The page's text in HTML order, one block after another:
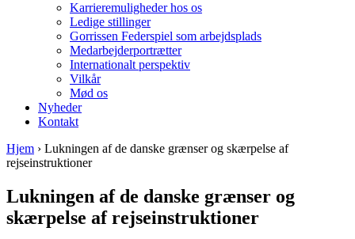
Karrieremuligheder hos os
Ledige stillinger
Gorrissen Federspiel som arbejdsplads
Medarbejderportrætter
Internationalt perspektiv
Vilkår
Mød os
Nyheder
Kontakt
Hjem › Lukningen af de danske grænser og skærpelse af
rejseinstruktioner
Lukningen af de danske grænser og
skærpelse af rejseinstruktioner